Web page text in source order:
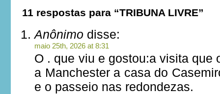
11 respostas para “TRIBUNA LIVRE”
Anônimo disse:
maio 25th, 2026 at 8:31
O . que viu e gostou:a visita que
a Manchester a casa do
e o passeio nas redondezas.